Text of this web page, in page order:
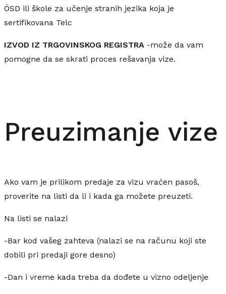
ÖSD ili škole za učenje stranih jezika koja je
sertifikovana Telc
IZVOD IZ TRGOVINSKOG REGISTRA -može da vam
pomogne da se skrati proces rešavanja vize.
Preuzimanje vize
Ako vam je prilikom predaje za vizu vraćen pasoš,
proverite na listi da li i kada ga možete preuzeti.
Na listi se nalazi
-Bar kod vašeg zahteva (nalazi se na računu koji ste
dobili pri predaji gore desno)
-Dan i vreme kada treba da dođete u vizno odeljenje